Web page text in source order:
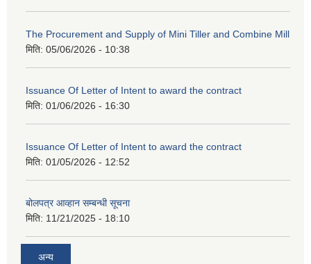
The Procurement and Supply of Mini Tiller and Combine Mill
मिति: 05/06/2026 - 10:38
Issuance Of Letter of Intent to award the contract
मिति: 01/06/2026 - 16:30
Issuance Of Letter of Intent to award the contract
मिति: 01/05/2026 - 12:52
बोलपत्र आव्हान सम्बन्धी सूचना
मिति: 11/21/2025 - 18:10
अन्य